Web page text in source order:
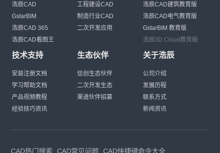
浩辰CAD
GstarBIM
浩辰CAD 365
浩辰CAD看图王
工程建设CAD
制造行业CAD
二次开发应用
浩辰CAD建筑教育版
浩辰CAD电气教育版
GstarBIM 教育版
浩辰3D Cloud教育版
技术支持
安装注册文档
学习帮助文档
产品视频教程
经验技巧资讯
生态伙伴
信创生态伙伴
二次开发生态
渠道伙伴招募
关于浩辰
公司介绍
发展历程
联系方式
新闻资讯
CAD热门搜索 CAD常见问题 CAD快捷键命令大全